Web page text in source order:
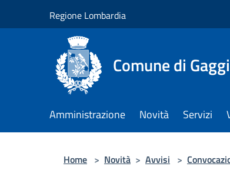
Regione Lombardia
Comune di
Amministrazione Novità Servizi
Home > Novità > Avvisi >